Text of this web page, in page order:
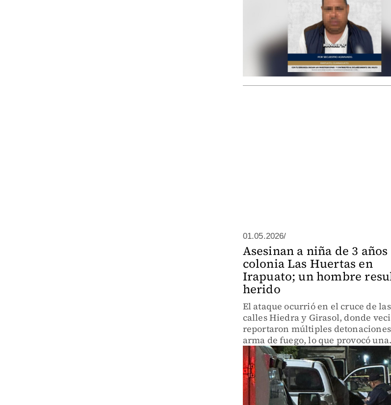
01.05.2026/
Asesinan a niña de 3 años
colonia Las Huertas en
Irapuato; un hombre
herido
El ataque ocurrió en el cruce de las
calles Hiedra y Girasol, donde
reportaron múltiples
arma de fuego, lo que provocó una
intensa movilización de
de seguridad.